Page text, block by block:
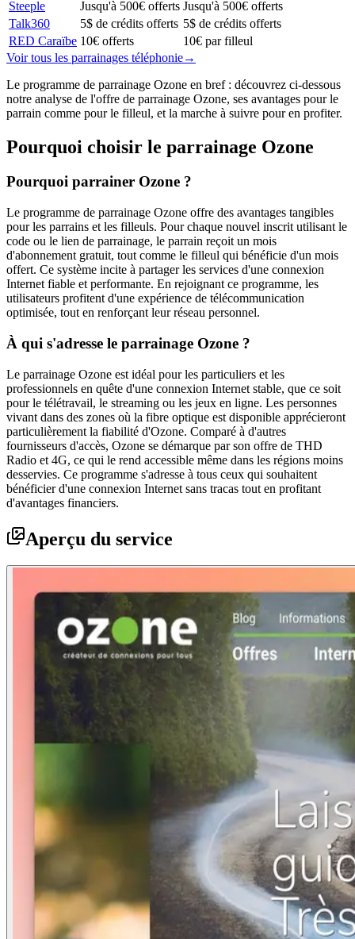
Steeple Jusqu'à 500€ offerts Jusqu'à 500€ offerts
Talk360
5$ de crédits offerts 5$ de crédits offerts
RED Caraïbe 10€ offerts
10€ par filleul
Voir tous les parrainages téléphonie→
Le programme de parrainage Ozone en bref : découvrez ci-dessous
notre analyse de l'offre de parrainage Ozone, ses avantages pour le
parrain comme pour le filleul, et la marche à suivre pour en profiter.
Pourquoi choisir le parrainage Ozone
Pourquoi parrainer Ozone ?
Le programme de parrainage Ozone offre des avantages tangibles
pour les parrains et les filleuls. Pour chaque nouvel inscrit utilisant le
code ou le lien de parrainage, le parrain reçoit un mois
d'abonnement gratuit, tout comme le filleul qui bénéficie d'un mois
offert. Ce système incite à partager les services d'une connexion
Internet fiable et performante. En rejoignant ce programme, les
utilisateurs profitent d'une expérience de télécommunication
optimisée, tout en renforçant leur réseau personnel.
À qui s'adresse le parrainage Ozone ?
Le parrainage Ozone est idéal pour les particuliers et les
professionnels en quête d'une connexion Internet stable, que ce soit
pour le télétravail, le streaming ou les jeux en ligne. Les personnes
vivant dans des zones où la fibre optique est disponible apprécieront
particulièrement la fiabilité d'Ozone. Comparé à d'autres
fournisseurs d'accès, Ozone se démarque par son offre de THD
Radio et 4G, ce qui le rend accessible même dans les régions moins
desservies. Ce programme s'adresse à tous ceux qui souhaitent
bénéficier d'une connexion Internet sans tracas tout en profitant
d'avantages financiers.
Aperçu du service